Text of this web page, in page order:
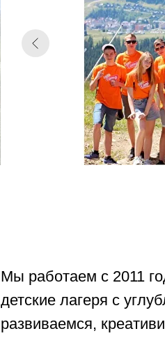
Мы работаем с 2011
детские лагеря с
развиваемся,